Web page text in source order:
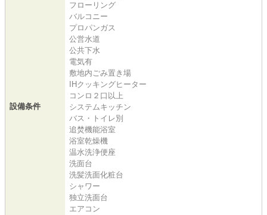
設備条件
フローリング
バルコニー
プロパンガス
公営水道
公共下水
電気有
敷地内ごみ置き場
IHクッキングヒーター
コンロ２口以上
システムキッチン
バス・トイレ別
追焚機能浴室
浴室乾燥機
温水洗浄便座
洗面台
洗髪洗面化粧台
シャワー
独立洗面台
エアコン